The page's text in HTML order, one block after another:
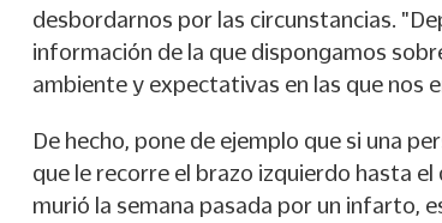
desbordarnos por las circunstancias.
información de la que dispongamos
ambiente y expectativas en las que nos
De hecho, pone de ejemplo que si una
que le recorre el brazo izquierdo hasta el
murió la semana pasada por un infarto,